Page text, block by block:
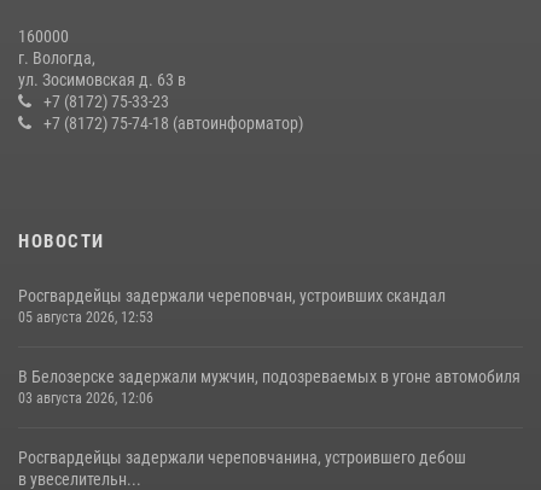
21 единицу оружия изъяли за минувшую неделю сотрудники
Росгвардии в Вологодской области
20 июля 2026, 10:47
160000
г. Вологда,
ул. Зосимовская д. 63 в
+7 (8172) 75-33-23
+7 (8172) 75-74-18 (автоинформатор)
НОВОСТИ
Росгвардейцы задержали череповчан, устроивших скандал
05 августа 2026, 12:53
В Белозерске задержали мужчин, подозреваемых в угоне автомобиля
03 августа 2026, 12:06
Росгвардейцы задержали череповчанина, устроившего дебош
в увеселительн...